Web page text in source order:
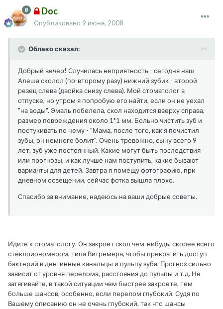
Doc
Опубликовано 9 июня, 2008
Облако сказал:
Добрый вечер! Случилась неприятность - сегодня наш
Алеша сколол (по-второму разу) нижний зубик - второй
резец слева (двойка снизу слева). Мой стоматолог в
отпуске, но утром я попробую его найти, если он не уехал
"на воды". Эмаль побелела, скол находится вверху справа,
размер повреждения около 1*1 мм. Больно чистить зуб и
постукивать по нему - "Мама, после того, как я почистил
зубы, он немного болит". Очень тревожно, сыну всего 9
лет, зуб уже постоянный. Какие могут быть последствия
или прогнозы, и как лучше нам поступить, какие бывают
варианты для детей. Завтра я помещу фотографию, при
дневном освещении, сейчас фотка вышла плохо.
Спасибо за внимание, надеюсь на ваши добрые советы.
Идите к стоматологу. Он закроет скол чем-нибудь, скорее всего
стеклоиономером, типа Витремера, чтобы прекратить доступ
бактерий в дентинные канальцы и пульпу зуба. Прогноз сильно
зависит от уровня перелома, расстояния до пульпы и т.д. Не
затягивайте, в такой ситуации чем быстрее закроете, тем
больше шансов, особенно, если перелом глубокий. Судя по
Вашему описанию он не очень глубокий, так что шансы